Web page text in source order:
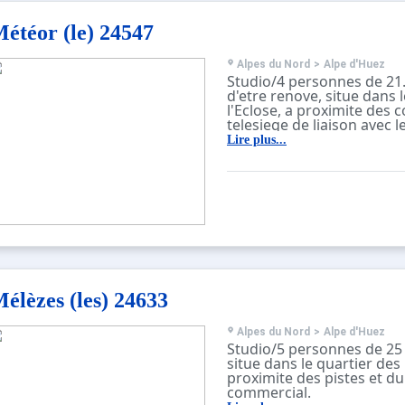
Ref. plan : J8
REMISE SUR FORFAITS
reservant au plus tard 10
date d arrivee)- Taxe de
de sejour et linge non
(le) 24547
Alpes du Nord > Alpe d'Huez
Studio/4 personnes de
d'etre renove, situe dans
l'Eclose, a proximite des
telesiege de liaison avec
Il se compose d'un sejour
avec des lits superposes.
disponibles sur l'Alpe
ANIMAUX INTERDITS
Ref.plan: H8
REMISE SUR FORFAITS
reservant au plus tard 10
date d arrivee)
Lire plus...
(les) 24633
Alpes du Nord > Alpe d'Huez
Studio/5 personnes de
situe dans le quartier des
proximite des pistes et
commercial.